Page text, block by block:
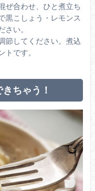
ぜ合わせ、ひと煮立ち
黒こしょう・レモンス
さい。
節してください。煮込
トです。
ちゃう！